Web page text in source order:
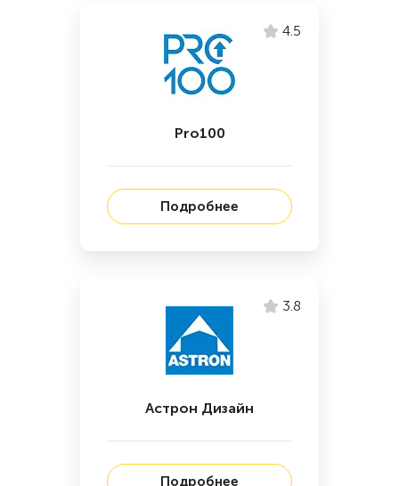
4.5
Pro100
Подробнее
3.8
Астрон Дизайн
Подробнее